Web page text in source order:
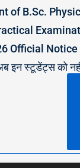
of B.Sc.
Official Notice
स्टूडेंट्स को नहीं